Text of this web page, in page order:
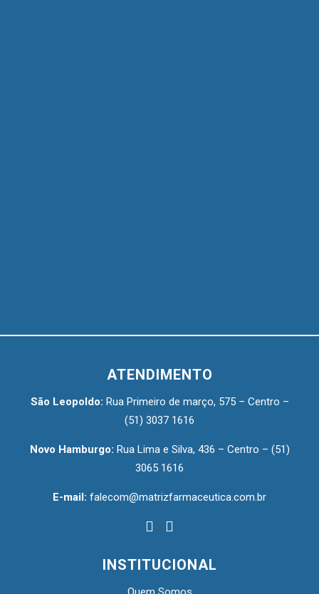
ATENDIMENTO
São Leopoldo: Rua Primeiro de março, 575 – Centro –
(51) 3037 1616
Novo Hamburgo: Rua Lima e Silva, 436 – Centro – (51)
3065 1616
E-mail: falecom@matrizfarmaceutica.com.br
INSTITUCIONAL